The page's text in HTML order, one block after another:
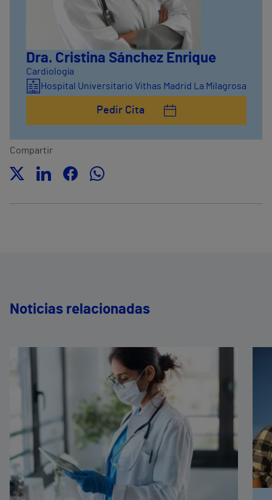
Dra. Cristina Sánchez Enrique
Cardiología
Hospital Universitario Vithas Madrid La Milagrosa
Pedir Cita
Compartir
Noticias relacionadas